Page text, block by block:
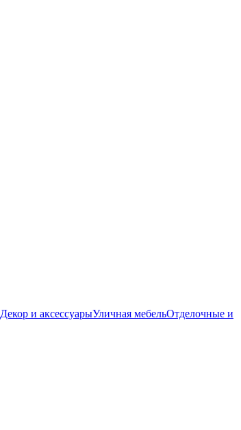
Декор и аксессуарыУличная мебельОтделочные и